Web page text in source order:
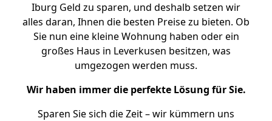
Iburg Geld zu sparen, und deshalb setzen wir
alles daran, Ihnen die besten Preise zu bieten. Ob
Sie nun eine kleine Wohnung haben oder ein
großes Haus in Leverkusen besitzen, was
umgezogen werden muss.
Wir haben immer die perfekte Lösung für Sie.
Sparen Sie sich die Zeit – wir kümmern uns